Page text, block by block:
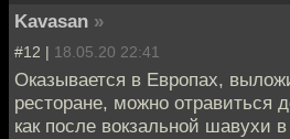
Kavasan »
#12 | 18.05.20 22:41
Оказывается в Европах,
ресторане, можно отравиться
как после вокзальной шавухи